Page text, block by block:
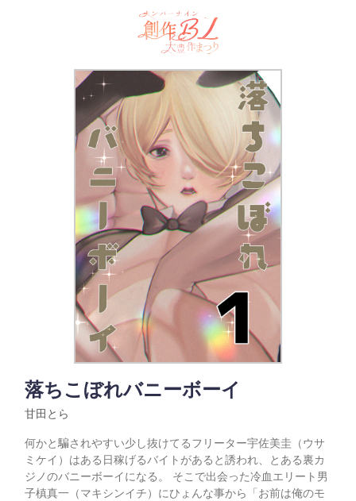
落ちこぼれバニーボーイ
甘田とら
何かと騙されやすい少し抜けてるフリーター宇佐美圭（ウサ
ミケイ）はある日稼げるバイトがあると誘われ、とある裏カ
ジノのバニーボーイになる。 そこで出会った冷血エリート男
子槙真一（マキシンイチ）にひょんな事から「お前は俺のモ